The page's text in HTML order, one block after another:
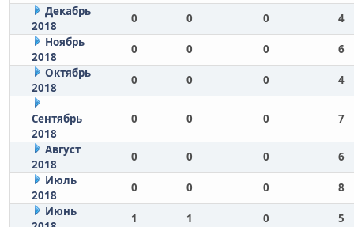
Декабрь
2018
0 0 0
4
Ноябрь
2018
0 0 0
6
Октябрь
2018
0 0 0 4
Сентябрь
2018
0 0 0 7
Август
2018
0 0 0
6
Июль
2018
0 0 0
8
Июнь
1 1 0
5